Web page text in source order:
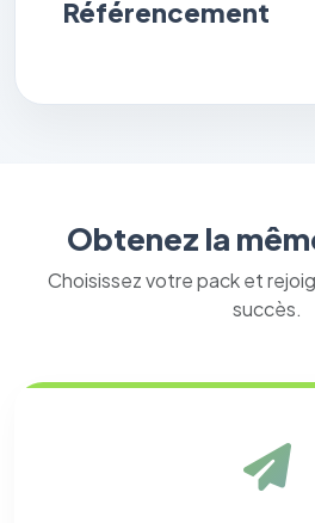
Référencement
Obtenez la
Choisissez votre pack et
succès.